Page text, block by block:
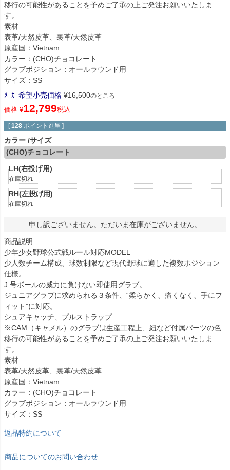
移行の可能性があることを予めご了承の上ご発注お願いいたしま
す。
素材
表革/天然皮革、裏革/天然皮革
原産国：Vietnam
カラー：(CHO)チョコレート
グラブポジション：オールラウンド用
サイズ：SS
ﾒｰｶｰ希望小売価格 ¥16,500のところ
価格 ¥12,799税込
[ 128 ポイント進呈 ]
カラー サイズ
(CHO)チョコレート
LH(右投げ用)
在庫切れ
—
RH(左投げ用)
在庫切れ
—
申し訳ございません。ただいま在庫がございません。
商品説明
少年少女野球公式戦ルール対応MODEL
少人数チーム構成、球数制限など現代野球に適した複数ポジション
仕様。
J 号ボールの威力に負けない即使用グラブ。
ジュニアグラブに求められる３条件、“柔らかく、痛くなく、手にフ
ィット”に対応。
シュアキャッチ、プルストラップ
※CAM（キャメル）のグラブは生産工程上、紐など付属パーツの色
移行の可能性があることを予めご了承の上ご発注お願いいたしま
す。
素材
表革/天然皮革、裏革/天然皮革
原産国：Vietnam
カラー：(CHO)チョコレート
グラブポジション：オールラウンド用
サイズ：SS
返品特約について
商品についてのお問い合わせ